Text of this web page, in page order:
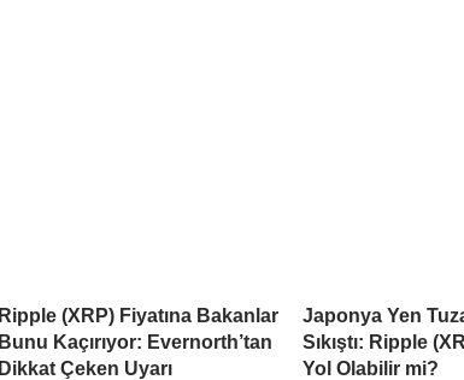
Ripple (XRP) Fiyatına Bakanlar
Bunu Kaçırıyor: Evernorth’tan
Dikkat Çeken Uyarı
Japonya Yen
Sıkıştı: Ripple
Yol Olabilir mi?